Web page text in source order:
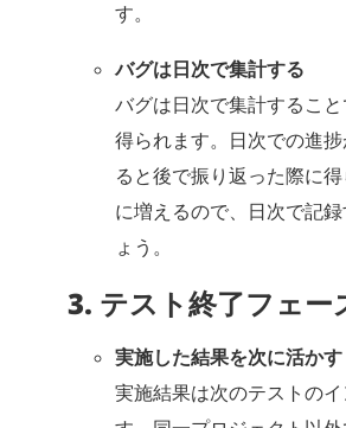
す。
バグは日次で集計する
バグは日次で集計するこ
得られます。日次での進
ると後で振り返った際に
に増えるので、日次で記
ょう。
3. テスト終了フェー
実施した結果を次に活かす
実施結果は次のテストの